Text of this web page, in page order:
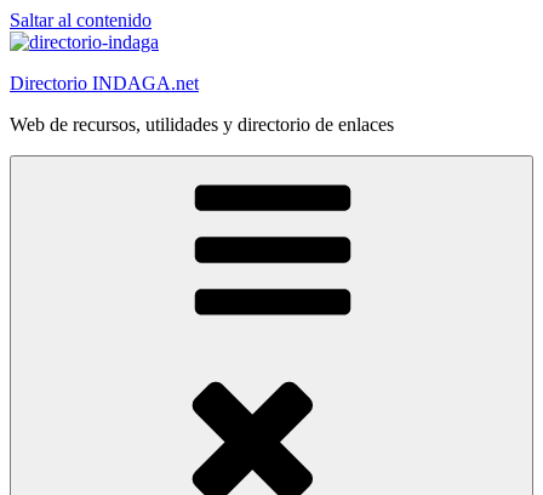
Saltar al contenido
Directorio INDAGA.net
Web de recursos, utilidades y directorio de enlaces